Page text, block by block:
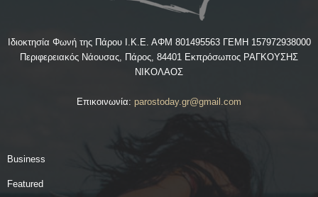
Ιδιοκτησία Φωνή της Πάρου Ι.Κ.Ε. ΑΦΜ 801495563 ΓΕΜΗ 157972938000
Περιφερειακός Νάουσας, Πάρος, 84401 Εκπρόσωπος ΡΑΓΚΟΥΣΗΣ
ΝΙΚΟΛΑΟΣ
Επικοινωνία: parostoday.gr@gmail.com
Business
Featured